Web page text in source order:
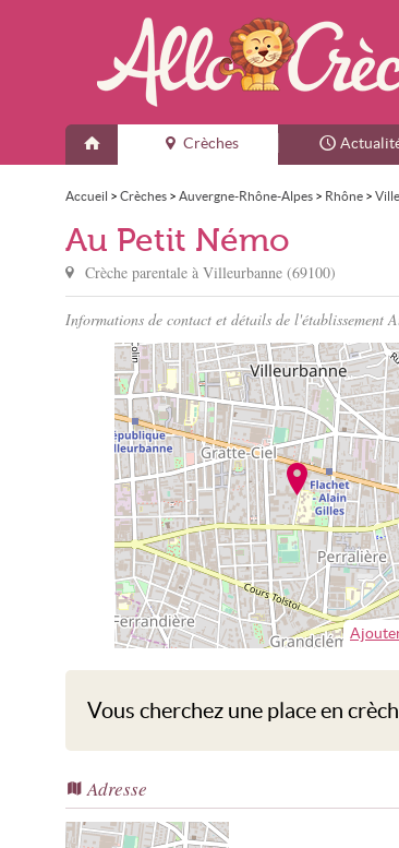
Crèches
Accueil > Crèches > Auvergne-Rhône-Alpes > Rhône >
Au Petit Némo
Crèche parentale à Villeurbanne (69100)
Informations de contact et détails de l'établissement
Vous cherchez une place en
Adresse